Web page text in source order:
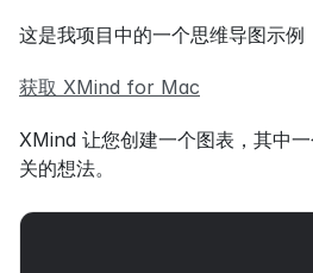
这是我项目中的一个思维导图示例
获取 XMind for Mac
XMind 让您创建一个图表，其中
关的想法。